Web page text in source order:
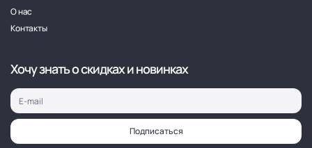
О нас
Контакты
Хочу знать о скидках и новинках
Подписаться